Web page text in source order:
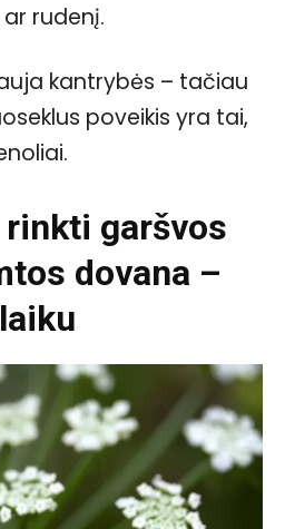
rudenį.
kantrybės – tačiau
poveikis yra tai,
garšvos
dovana –